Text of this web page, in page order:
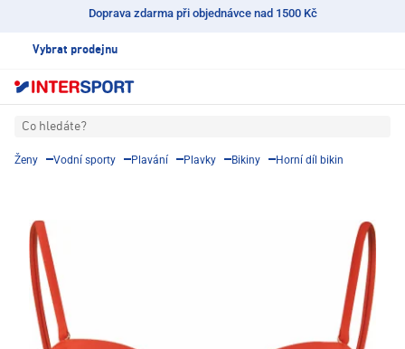
Doprava zdarma při objednávce nad 1500 Kč
Vybrat prodejnu
Co hledáte?
Ženy Vodní sporty Plavání Plavky Bikiny Horní díl bikin